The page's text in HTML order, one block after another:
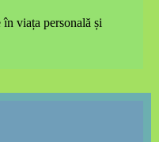
viața personală și